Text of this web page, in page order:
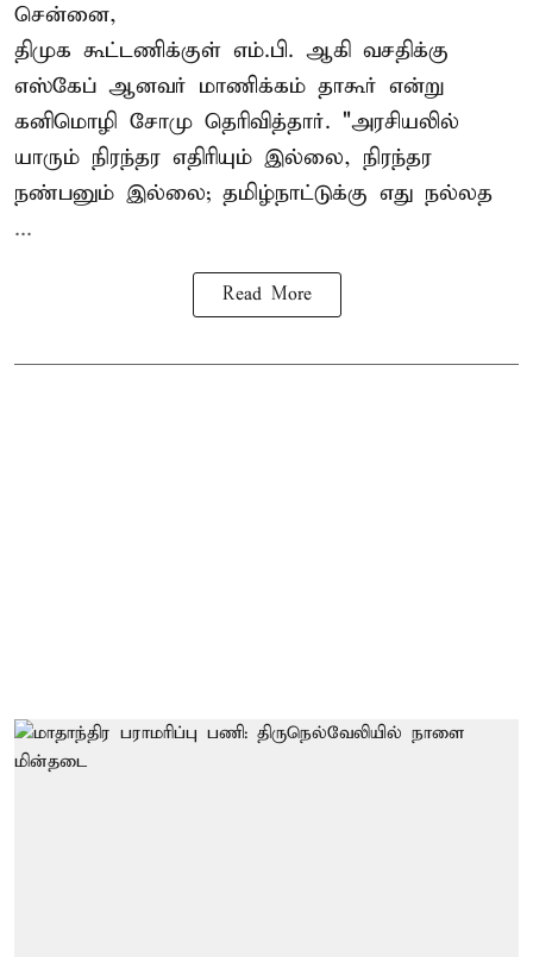
சென்னை,
திமுக கூட்டணிக்குள் எம்.பி. ஆகி வசதிக்கு
எஸ்கேப் ஆனவர் மாணிக்கம் தாகூர் என்று
கனிமொழி சோமு தெரிவித்தார். "அரசியலில்
யாரும் நிரந்தர எதிரியும் இல்லை, நிரந்தர
நண்பனும் இல்லை; தமிழ்நாட்டுக்கு எது நல்லத
...
Read More